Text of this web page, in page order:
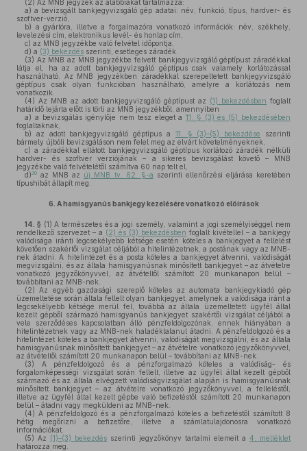
(2) Az MNB jegyzék az alábbiakat tartalmazza:
a) a bevizsgált bankjegyvizsgáló gép adatai: név, funkció, típus, hardver- és
szoftver-verzió,
b) a gyártóra, illetve a forgalmazóra vonatkozó információk: név, székhely,
levelezési cím, elektronikus levél- és honlap cím,
c) az MNB jegyzékbe való felvétel időpontja,
d) a (3) bekezdés szerinti, esetleges záradék.
(3) Az MNB az MNB jegyzékbe felvett bankjegyvizsgáló géptípust záradékkal
látja el, ha az adott bankjegyvizsgáló géptípus csak valamely korlátozással
használható. Az MNB jegyzékben záradékkal szerepeltetett bankjegyvizsgáló
géptípus csak olyan funkcióban használható, amelyre a korlátozás nem
vonatkozik.
(4) Az MNB az adott bankjegyvizsgáló géptípust az (1) bekezdésben foglalt
határidő lejárta előtt is törli az MNB jegyzékből, amennyiben
a) a bevizsgálás igénylője nem tesz eleget a11. § (3) és (5) bekezdésében
foglaltaknak,
b) az adott bankjegyvizsgáló géptípus a 11. § (3)–(5) bekezdése
szerinti
bármely újbóli bevizsgáláson nem felel meg az elvárt követelményeknek,
c) a záradékkal ellátott bankjegyvizsgáló géptípus korlátozó záradék nélküli
hardver- és szoftver verziójának – a sikeres bevizsgálást követő – MNB
jegyzékbe való felvételétől számítva 60 nap telt el,
d) 30 az MNB az új MNB tv. 62. §-a szerinti ellenőrzési eljárása keretében
típushibát állapít meg.
6. A hamisgyanús bankjegy kezelésére vonatkozó előírások
14. § (1) A természetes és a jogi személy, valamint a jogi személyiséggel nem
rendelkező szervezet – a (2) és (3) bekezdésben foglalt kivétellel – a bankjegy
valódisága iránti legcsekélyebb kétsége esetén köteles a bankjegyet a fellelést
követően szakértői vizsgálat céljából a hitelintézetnek, a postának vagy az MNB-
nek átadni. A hitelintézet és a posta köteles a bankjegyet átvenni, valódiságát
megvizsgálni, és az általa hamisgyanúsnak minősített bankjegyet – az átvételre
vonatkozó jegyzőkönyvvel, az átvételtől számított 20 munkanapon belül –
továbbítani az MNB-nek.
(2) Az egyéb gazdasági szereplő köteles az automata bankjegykiadó gép
üzemeltetése során általa fellelt olyan bankjegyet, amelynek a valódisága iránt a
legcsekélyebb kétsége merül fel, továbbá az általa üzemeltetett ügyfél által
kezelt gépből származó hamisgyanús bankjegyet szakértői vizsgálat céljából a
vele szerződéses kapcsolatban álló pénzfeldolgozónak, ennek hiányában a
hitelintézetnek vagy az MNB-nek haladéktalanul átadni. A pénzfeldolgozó és a
hitelintézet köteles a bankjegyet átvenni, valódiságát megvizsgálni, és az általa
hamisgyanúsnak minősített bankjegyet – az átvételre vonatkozó jegyzőkönyvvel,
az átvételtől számított 20 munkanapon belül – továbbítani az MNB-nek.
(3) A pénzfeldolgozó és a pénzforgalmazó köteles a valódiság- és
forgalomképességi vizsgálat során fellelt, illetve az ügyfél által kezelt gépből
származó és az általa elvégzett valódiságvizsgálat alapján is hamisgyanúsnak
minősített bankjegyet – az átvételre vonatkozó jegyzőkönyvvel, a felleléstől,
illetve az ügyfél által kezelt gépbe való befizetéstől számított 20 munkanapon
belül – átadni vagy megküldeni az MNB-nek.
(4) A pénzfeldolgozó és a pénzforgalmazó köteles a befizetéstől számított 8
hétig megőrizni a befizetőre, illetve a számlatulajdonosra vonatkozó
információkat.
(5) Az (1)–(3) bekezdés szerinti jegyzőkönyv tartalmi elemeit a 4. melléklet
határozza meg.